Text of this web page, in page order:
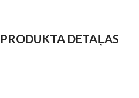
PRODUKTA DETAĻAS